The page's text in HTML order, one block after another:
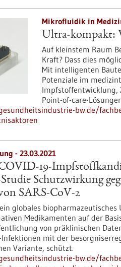
Mikrofluidik in
Ultra-kompakt:
Auf kleinstem Raum
Kraft? Dass dies
Mit intelligenten
Potenziale im
Impfstoffentwicklung,
Point-of-care-
bw.de/
- 23.03.2021
19-
Schutzwirkung
SARS-CoV-2
ein globales
Medikamenten auf der
von präklinischen
mit der
Variante, schützt.
bw.de/